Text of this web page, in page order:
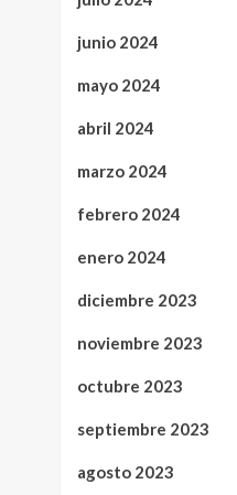
junio 2024
mayo 2024
abril 2024
marzo 2024
febrero 2024
enero 2024
diciembre 2023
noviembre 2023
octubre 2023
septiembre 2023
agosto 2023